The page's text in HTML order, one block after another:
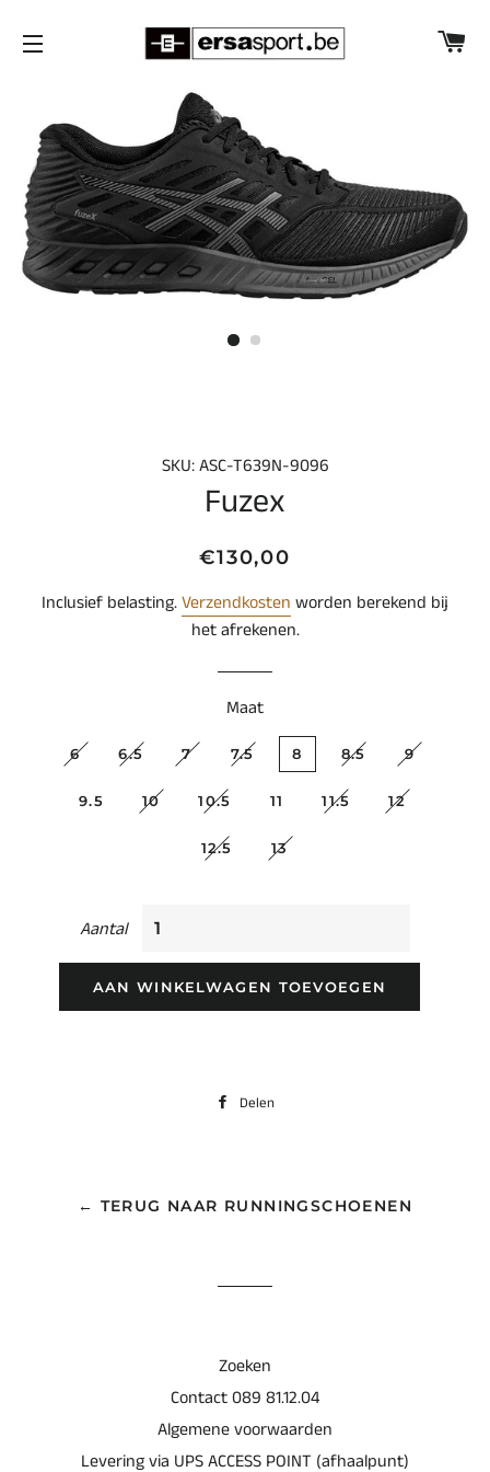
SKU: ASC-T639N-9096
Fuzex
Normale
Aanbiedingsprijs
€130,00
Inclusief belasting.Verzendkosten worden berekend bij
het afrekenen.
Maat
6 6.5 7 7.5 8 8.5 9
9.5 10 10.5 11 11.5 12
12.5 13
Aantal
AAN WINKELWAGEN TOEVOEGEN
Delen
← TERUG NAAR RUNNINGSCHOENEN
Zoeken
Contact 089 81.12.04
Algemene voorwaarden
Levering via UPS ACCESS POINT (afhaalpunt)